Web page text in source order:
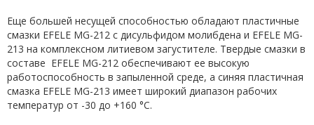
Еще большей несущей способностью обладают пластичные
смазки EFELE MG-212 с дисульфидом молибдена и EFELE MG-
213 на комплексном литиевом загустителе. Твердые смазки в
составе EFELE MG-212 обеспечивают ее высокую
работоспособность в запыленной среде, а синяя пластичная
смазка EFELE MG-213 имеет широкий диапазон рабочих
температур от -30 до +160 °C.